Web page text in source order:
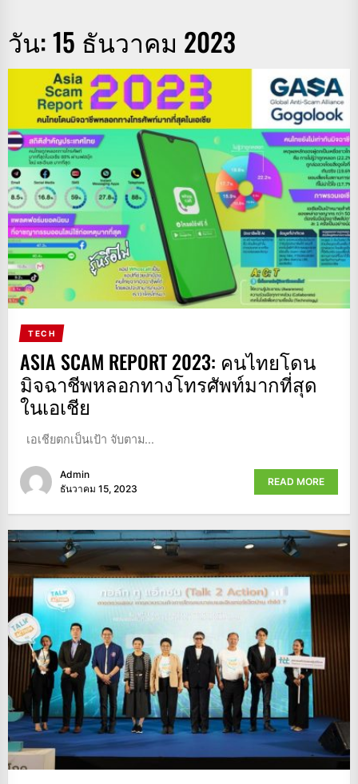
วัน:15 ธันวาคม 2023
TECH
ASIA SCAM REPORT 2023: คนไทยโดน
มิจฉาชีพหลอกทางโทรศัพท์มากที่สุด
ในเอเชีย
เอเชียตกเป็นเป้า จับตาม...
Admin
ธันวาคม 15, 2023
READ MORE